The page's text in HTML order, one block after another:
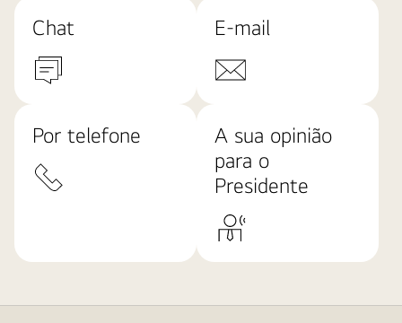
Chat E-mail
Por telefone
A sua opinião
para o
Presidente